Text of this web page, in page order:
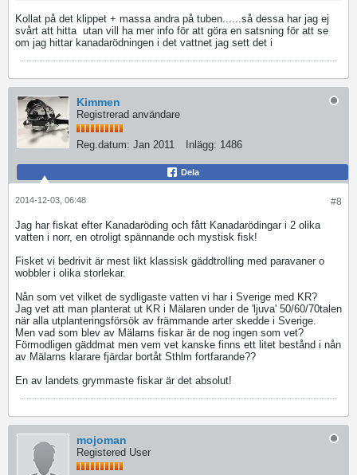
Kollat på det klippet + massa andra på tuben......så dessa har jag ej
svårt att hitta utan vill ha mer info för att göra en satsning för att se
om jag hittar kanadarödningen i det vattnet jag sett det i
Kimmen
Registrerad användare
Reg.datum: Jan 2011 Inlägg: 1486
Dela
#8
2014-12-03, 06:48
Jag har fiskat efter Kanadaröding och fått Kanadarödingar i 2 olika
vatten i norr, en otroligt spännande och mystisk fisk!
Fisket vi bedrivit är mest likt klassisk gäddtrolling med paravaner o
wobbler i olika storlekar.
Nån som vet vilket de sydligaste vatten vi har i Sverige med KR?
Jag vet att man planterat ut KR i Mälaren under de 'ljuva' 50/60/70talen
när alla utplanteringsförsök av främmande arter skedde i Sverige.
Men vad som blev av Mälarns fiskar är de nog ingen som vet?
Förmodligen gäddmat men vem vet kanske finns ett litet bestånd i nån
av Mälarns klarare fjärdar bortåt Sthlm fortfarande??
En av landets grymmaste fiskar är det absolut!
mojoman
Registered User